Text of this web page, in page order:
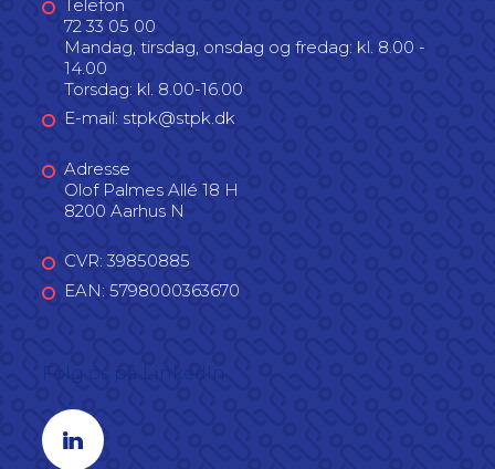
Telefon
72 33 05 00
Mandag, tirsdag, onsdag og fredag: kl. 8.00 -
14.00
Torsdag: kl. 8.00-16.00
E-mail: stpk@stpk.dk
Adresse
Olof Palmes Allé 18 H
8200 Aarhus N
CVR: 39850885
EAN: 5798000363670
Linkedin profil